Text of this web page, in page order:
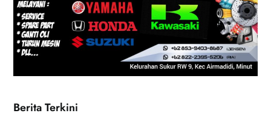
Berita Terkini